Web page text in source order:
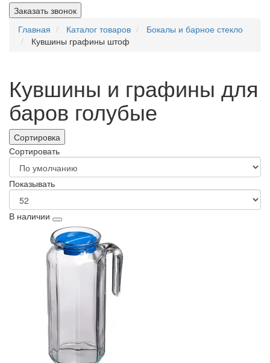
Заказать звонок
Главная
Каталог товаров
Бокалы и барное стекло
Кувшины графины штоф
Кувшины и графины для
баров голубые
Сортировка
Сортировать
Показывать
В наличии